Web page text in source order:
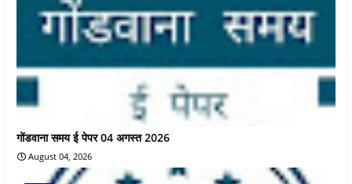
गोंडवाना समय ई पेपर 04 अगस्त 2026
August 04, 2026